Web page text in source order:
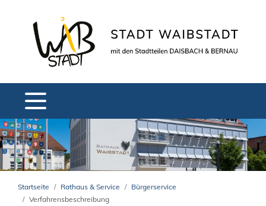
Startseite Rathaus & Service
Bürgerservice
Verfahrensbeschreibung